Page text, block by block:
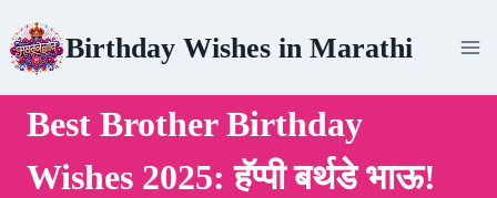
to
content
Birthday Wishes in Marathi
Best Brother Birthday
Wishes 2025: हॅप्पी बर्थडे भाऊ!